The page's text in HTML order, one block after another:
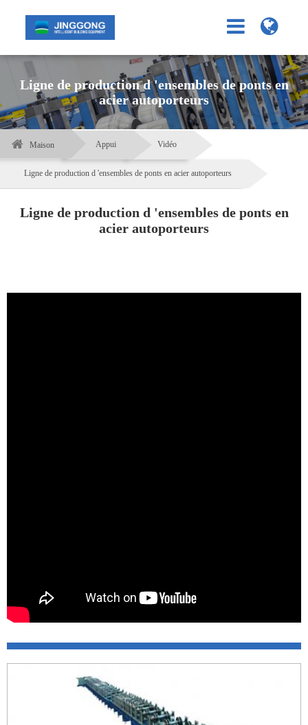
Ligne de production d 'ensembles de ponts en
acier autoporteurs
Maison Appui Vidéo
Ligne de production d 'ensembles de ponts en acier autoporteurs
Ligne de production d 'ensembles de ponts en
acier autoporteurs